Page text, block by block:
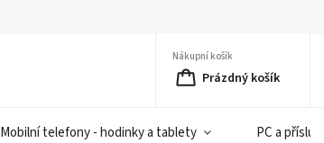
Nákupní košík
Prázdný košík
Mobilní telefony - hodinky a tablety PC a